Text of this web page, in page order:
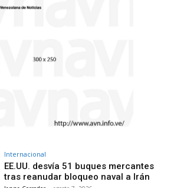
Internacional
EE.UU. desvía 51 buques mercantes
tras reanudar bloqueo naval a Irán